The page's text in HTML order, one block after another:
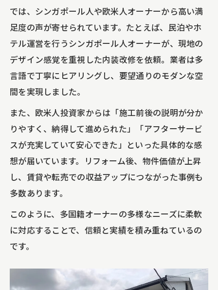
では、シンガポール人や欧米人オーナーから高い満
足度の声が寄せられています。たとえば、民泊やホ
テル運営を行うシンガポール人オーナーが、現地の
デザイン感覚を重視した内装改修を依頼。業者は多
言語で丁寧にヒアリングし、要望通りのモダンな空
間を実現しました。
また、欧米人投資家からは「施工前後の説明が分か
りやすく、納得して進められた」「アフターサービ
スが充実していて安心できた」といった具体的な感
想が届いています。リフォーム後、物件価値が上昇
し、賃貸や転売での収益アップにつながった事例も
多数あります。
このように、多国籍オーナーの多様なニーズに柔軟
に対応することで、信頼と実績を積み重ねているの
です。